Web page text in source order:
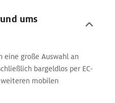
ums
eine große Auswahl an
bargeldlos per EC-
weiteren mobilen